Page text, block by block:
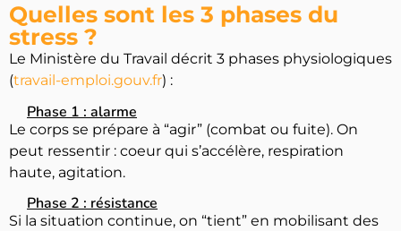
Quelles sont les 3 phases du
stress ?
Le Ministère du Travail décrit 3 phases physiologiques
(travail-emploi.gouv.fr) :
Phase 1 : alarme
Le corps se prépare à “agir” (combat ou fuite). On
peut ressentir : coeur qui s’accélère, respiration
haute, agitation.
Phase 2 : résistance
Si la situation continue, on “tient” en mobilisant des